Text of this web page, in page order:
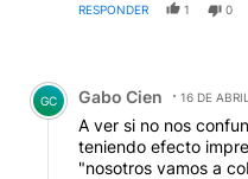
RESPONDER 1 0
Comentario de Gabo Cien.
GC Gabo Cien 16 DE
A ver si no nos
teniendo efecto
"nosotros vamos a